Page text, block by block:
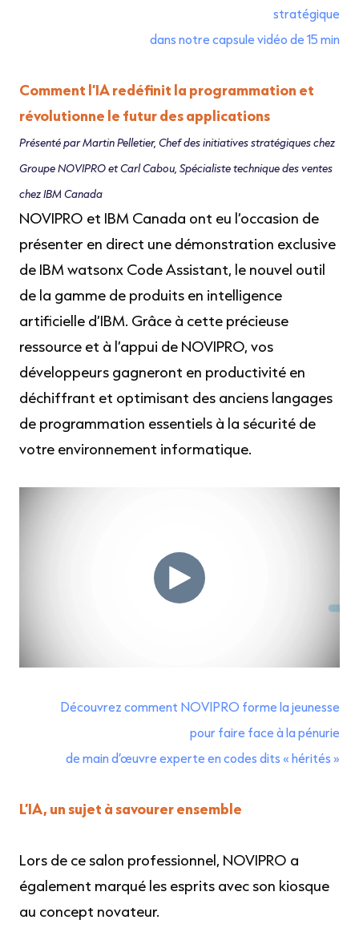
stratégique
dans notre capsule vidéo de 15 min
Comment l’IA redéfinit la programmation et
révolutionne le futur des applications
Présenté par Martin Pelletier, Chef des initiatives stratégiques chez
Groupe NOVIPRO et Carl Cabou, Spécialiste technique des ventes
chez IBM Canada
NOVIPRO et IBM Canada ont eu l’occasion de
présenter en direct une démonstration exclusive
de IBM watsonx Code Assistant, le nouvel outil
de la gamme de produits en intelligence
artificielle d’IBM. Grâce à cette précieuse
ressource et à l’appui de NOVIPRO, vos
développeurs gagneront en productivité en
déchiffrant et optimisant des anciens langages
de programmation essentiels à la sécurité de
votre environnement informatique.
Découvrez comment NOVIPRO forme la jeunesse
pour faire face à la pénurie
de main d’œuvre experte en codes dits « hérités »
L’IA, un sujet à savourer ensemble
Lors de ce salon professionnel, NOVIPRO a
également marqué les esprits avec son kiosque
au concept novateur.